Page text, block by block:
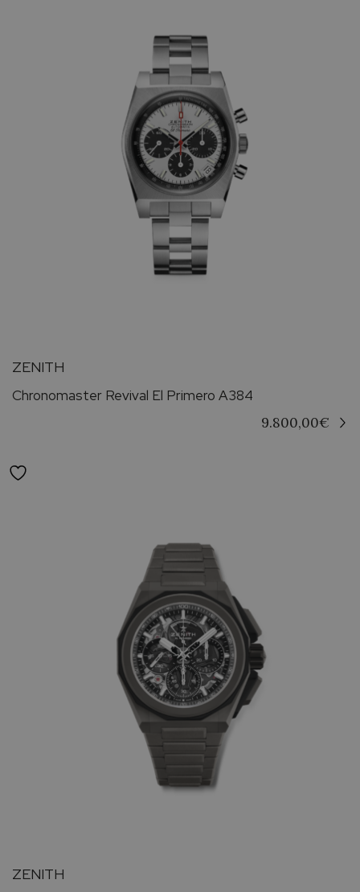
ZENITH
Chronomaster Revival El Primero A384
9.800,00€
ZENITH